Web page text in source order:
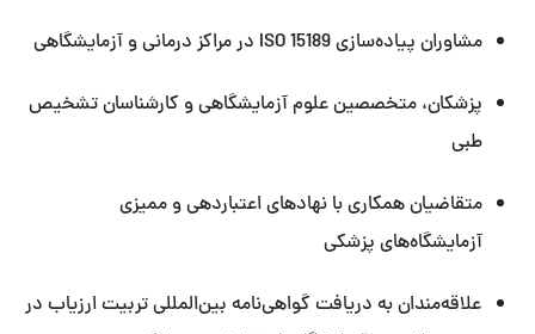
مشاوران پیاده‌سازی ISO 15189 در مراکز درمانی و آزمایشگاهی
پزشکان، متخصصین علوم آزمایشگاهی و کارشناسان تشخیص
طبی
متقاضیان همکاری با نهادهای اعتباردهی و ممیزی
آزمایشگاه‌های پزشکی
علاقه‌مندان به دریافت گواهی‌نامه بین‌المللی تربیت ارزیاب در